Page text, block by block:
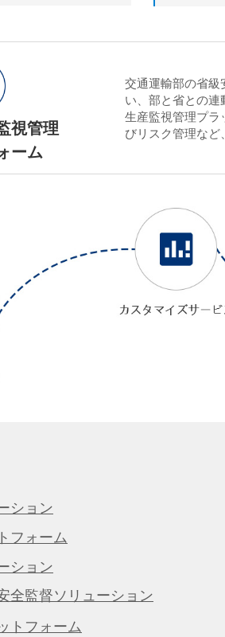
視管理
ーム
交通運輸部の省級
い、部と省との
生産監視管理プラ
びリスク管理など
トフォーム
全監督ソリューション
ション
フォーム
ション